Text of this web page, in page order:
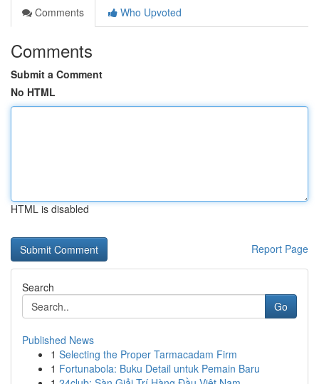
Comments
Who Upvoted
Comments
Submit a Comment
No HTML
HTML is disabled
Report Page
Search
Go
Published News
1 Selecting the Proper Tarmacadam Firm
1 Fortunabola: Buku Detail untuk Pemain Baru